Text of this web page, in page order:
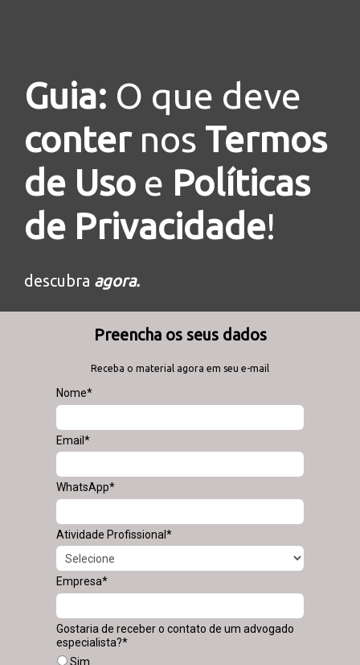
Guia: O que deve
conternos Termos
de Uso e Políticas
de Privacidade!
descubra agora.
Preencha os seus dados
Receba o material agora em seu e-mail
Nome*
Email*
WhatsApp*
Atividade Profissional*
Empresa*
Gostaria de receber o contato de um advogado
especialista?*
Sim